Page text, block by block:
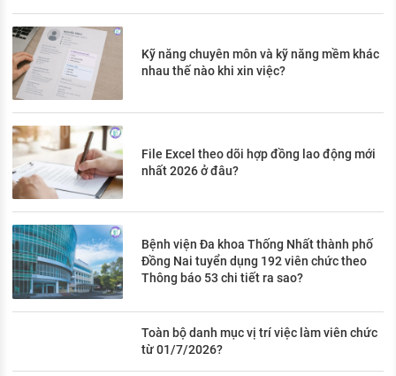
Kỹ năng chuyên môn và kỹ năng mềm khác
nhau thế nào khi xin việc?
File Excel theo dõi hợp đồng lao động mới
nhất 2026 ở đâu?
Bệnh viện Đa khoa Thống Nhất thành phố
Đồng Nai tuyển dụng 192 viên chức theo
Thông báo 53 chi tiết ra sao?
Toàn bộ danh mục vị trí việc làm viên chức
từ 01/7/2026?